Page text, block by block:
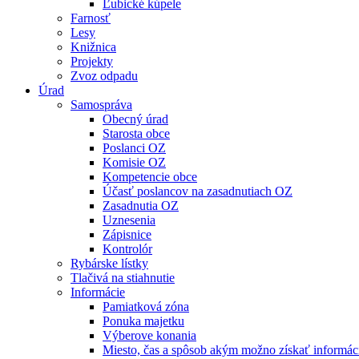
Ľubické kúpele
Farnosť
Lesy
Knižnica
Projekty
Zvoz odpadu
Úrad
Samospráva
Obecný úrad
Starosta obce
Poslanci OZ
Komisie OZ
Kompetencie obce
Účasť poslancov na zasadnutiach OZ
Zasadnutia OZ
Uznesenia
Zápisnice
Kontrolór
Rybárske lístky
Tlačivá na stiahnutie
Informácie
Pamiatková zóna
Ponuka majetku
Výberove konania
Miesto, čas a spôsob akým možno získať